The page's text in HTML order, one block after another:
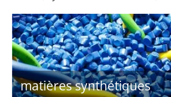
matières synthétiques